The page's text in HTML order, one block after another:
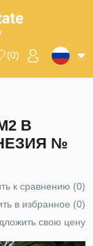
(0)
В
№
к сравнению (0)
в избранное (0)
свою цену